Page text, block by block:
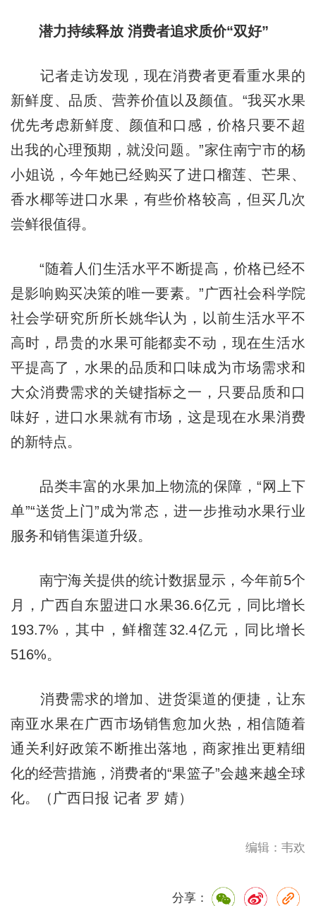
潜力持续释放 消费者追求质价“双好”
记者走访发现，现在消费者更看重水果的
新鲜度、品质、营养价值以及颜值。“我买水果
优先考虑新鲜度、颜值和口感，价格只要不超
出我的心理预期，就没问题。”家住南宁市的杨
小姐说，今年她已经购买了进口榴莲、芒果、
香水椰等进口水果，有些价格较高，但买几次
尝鲜很值得。
“随着人们生活水平不断提高，价格已经不
是影响购买决策的唯一要素。”广西社会科学院
社会学研究所所长姚华认为，以前生活水平不
高时，昂贵的水果可能都卖不动，现在生活水
平提高了，水果的品质和口味成为市场需求和
大众消费需求的关键指标之一，只要品质和口
味好，进口水果就有市场，这是现在水果消费
的新特点。
品类丰富的水果加上物流的保障，“网上下
单”“送货上门”成为常态，进一步推动水果行业
服务和销售渠道升级。
南宁海关提供的统计数据显示，今年前5个
月，广西自东盟进口水果36.6亿元，同比增长
193.7%，其中，鲜榴莲32.4亿元，同比增长
516%。
消费需求的增加、进货渠道的便捷，让东
南亚水果在广西市场销售愈加火热，相信随着
通关利好政策不断推出落地，商家推出更精细
化的经营措施，消费者的“果篮子”会越来越全球
化。（广西日报 记者 罗 婧）
编辑：韦欢
分享：